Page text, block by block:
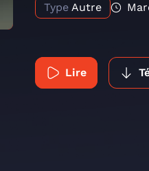
Type Autre
Lire